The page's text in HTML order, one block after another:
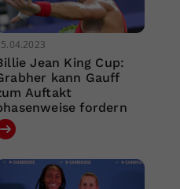
Jean King Cup:
kann Gauff
Auftakt
fordern